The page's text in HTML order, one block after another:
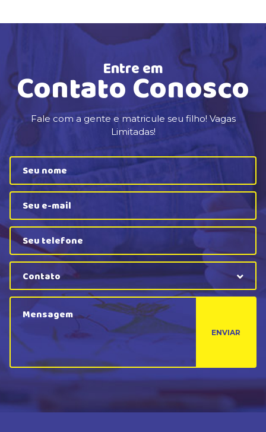
Entre em
Contato Conosco
Fale com a gente e matricule seu filho! Vagas
Limitadas!
Contato
ENVIAR